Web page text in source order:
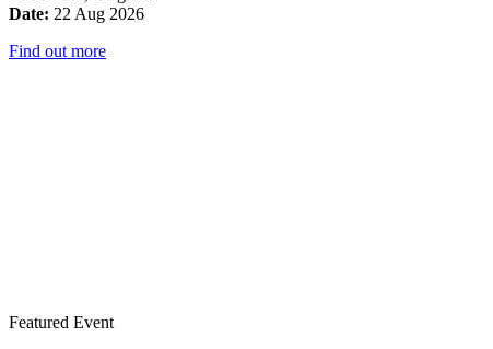
Date: 22 Aug 2026
Find out more
Featured Event